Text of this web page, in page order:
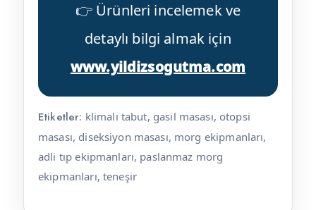
👉 Ürünleri incelemek ve
detaylı bilgi almak için
www.yildizsogutma.com
Etiketler: klimalı tabut, gasil masası, otopsi
masası, diseksiyon masası, morg ekipmanları,
adli tıp ekipmanları, paslanmaz morg
ekipmanları, teneşir